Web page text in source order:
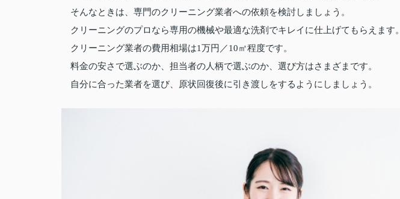
そんなときは、専門のクリーニング業者への依頼を検討しましょう。
クリーニングのプロなら専用の機械や最適な洗剤でキレイに仕上げてもらえます。
クリーニング業者の費用相場は1万円／10㎡程度です。
料金の安さで選ぶのか、担当者の人柄で選ぶのか、選び方はさまざまです。
自分に合った業者を選び、原状回復後に引き渡しをするようにしましょう。